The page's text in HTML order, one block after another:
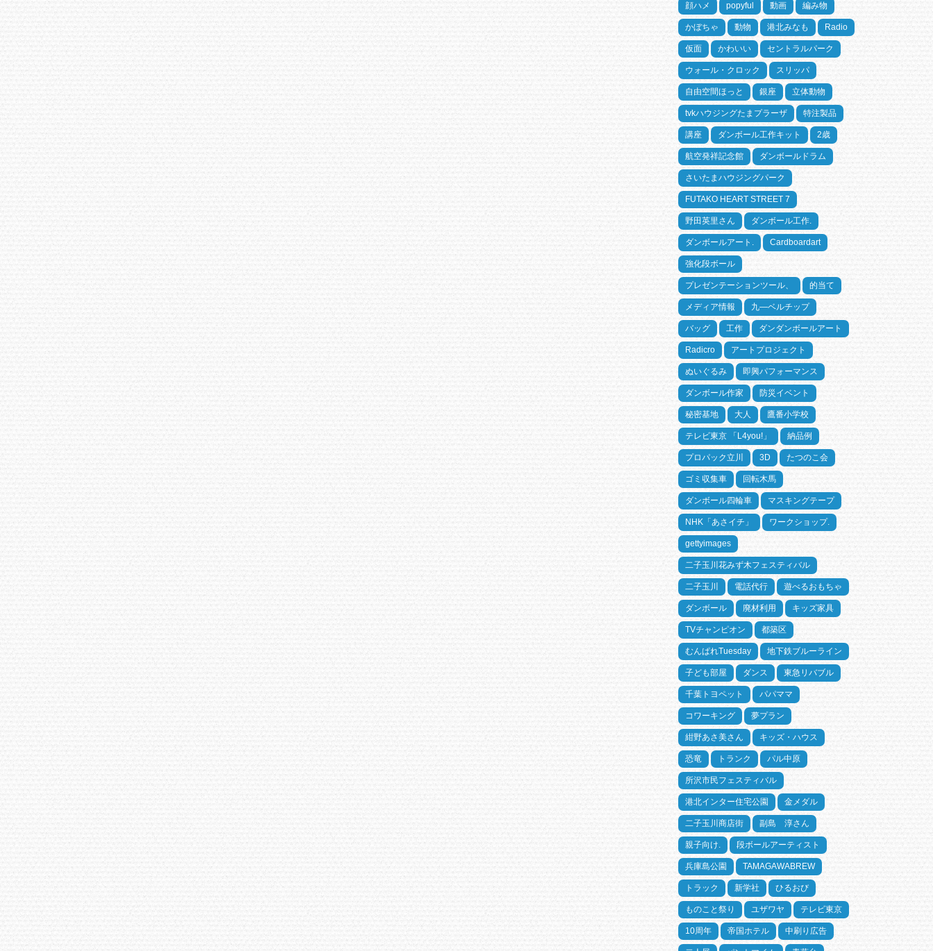
顔ハメ popyful 動画 編み物
かぼちゃ 動物 港北みなも Radio
仮面 かわいい セントラルパーク
ウォール・クロック スリッパ
自由空間ほっと 銀座 立体動物
tvkハウジングたまプラーザ 特注製品
講座 ダンボール工作キット 2歳
航空発祥記念館 ダンボールドラム
さいたまハウジングパーク
FUTAKO HEART STREET 7
野田英里さん ダンボール工作.
ダンボールアート. Cardboardart
強化段ボール
プレゼンテーションツール、 的当て
メディア情報 九―ベルチップ
バッグ 工作 ダンダンボールアート
Radicro アートプロジェクト
ぬいぐるみ 即興パフォーマンス
ダンボール作家 防災イベント
秘密基地 大人 鷹番小学校
テレビ東京 「L4you!」 納品例
プロパック立川 3D たつのこ会
ゴミ収集車 回転木馬
ダンボール四輪車 マスキングテープ
NHK「あさイチ」 ワークショップ.
gettyimages
二子玉川花みず木フェスティバル
二子玉川 電話代行 遊べるおもちゃ
ダンボール 廃材利用 キッズ家具
TVチャンピオン 都築区
むんぱれTuesday 地下鉄ブルーライン
子ども部屋 ダンス 東急リバブル
千葉トヨペット パパママ
コワーキング 夢プラン
紺野あさ美さん キッズ・ハウス
恐竜 トランク パル中原
所沢市民フェスティバル
港北インター住宅公園 金メダル
二子玉川商店街 副島 淳さん
親子向け. 段ボールアーティスト
兵庫島公園 TAMAGAWABREW
トラック 新学社 ひるおび
ものこと祭り ユザワヤ テレビ東京
10周年 帝国ホテル 中刷り広告